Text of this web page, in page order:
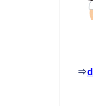
⇒